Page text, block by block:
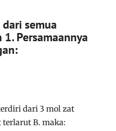
semua
1. Persamaannya
dari 3 mol zat
B. maka: